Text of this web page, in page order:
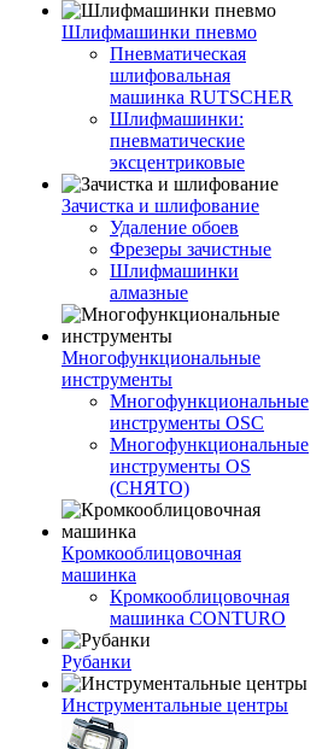
Шлифмашинки пневмо
Пневматическая
шлифовальная
машинка RUTSCHER
Шлифмашинки:
пневматические
эксцентриковые
Зачистка и шлифование
Удаление обоев
Фрезеры зачистные
Шлифмашинки
алмазные
Многофункциональные
инструменты
Многофункциональные
инструменты OSC
Многофункциональные
инструменты OS
(СНЯТО)
Кромкооблицовочная
машинка
Кромкооблицовочная
машинка CONTURO
Рубанки
Инструментальные центры